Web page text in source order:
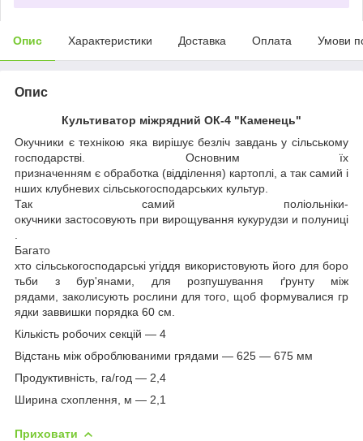
Опис Характеристики Доставка Оплата Умови
Опис
Культиватор міжрядний ОК-4 "Каменець"
Окучники є технікою яка вирішує безліч завдань у сільському
господарстві. Основним їх
призначенням є обработка (відділення) картоплі, а так самий і
нших клубневих сільськогосподарських культур.
Так самий поліольніки-
окучники застосовують при вирощування кукурудзи и полуниці
Багато
хто сільськогосподарські угіддя використовують його для боро
тьби з бур'янами, для розпушування ґрунту між
рядами, заколисують рослини для того, щоб формувалися гр
ядки заввишки порядка 60 см.
Кількість робочих секцій — 4
Відстань між оброблюваними грядами — 625 — 675 мм
Продуктивність, га/год — 2,4
Ширина схоплення, м — 2,1
Приховати